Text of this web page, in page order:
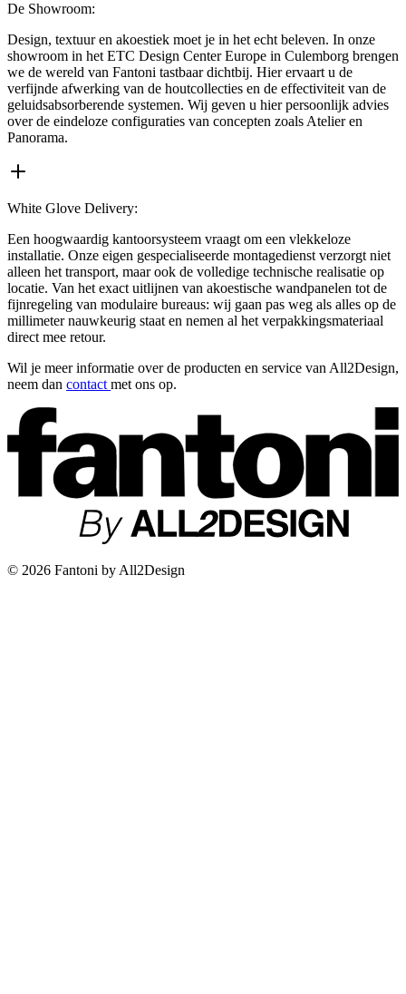
De Showroom:
Design, textuur en akoestiek moet je in het echt beleven. In onze
showroom in het ETC Design Center Europe in Culemborg brengen
we de wereld van Fantoni tastbaar dichtbij. Hier ervaart u de
verfijnde afwerking van de houtcollecties en de effectiviteit van de
geluidsabsorberende systemen. Wij geven u hier persoonlijk advies
over de eindeloze configuraties van concepten zoals Atelier en
Panorama.
White Glove Delivery:
Een hoogwaardig kantoorsysteem vraagt om een vlekkeloze
installatie. Onze eigen gespecialiseerde montagedienst verzorgt niet
alleen het transport, maar ook de volledige technische realisatie op
locatie. Van het exact uitlijnen van akoestische wandpanelen tot de
fijnregeling van modulaire bureaus: wij gaan pas weg als alles op de
millimeter nauwkeurig staat en nemen al het verpakkingsmateriaal
direct mee retour.
Wil je meer informatie over de producten en service van All2Design,
neem dan contact met ons op.
© 2026 Fantoni by All2Design